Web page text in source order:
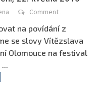
Comment
na povídání z
se slovy Vítězslava
Olomouce na festival
...